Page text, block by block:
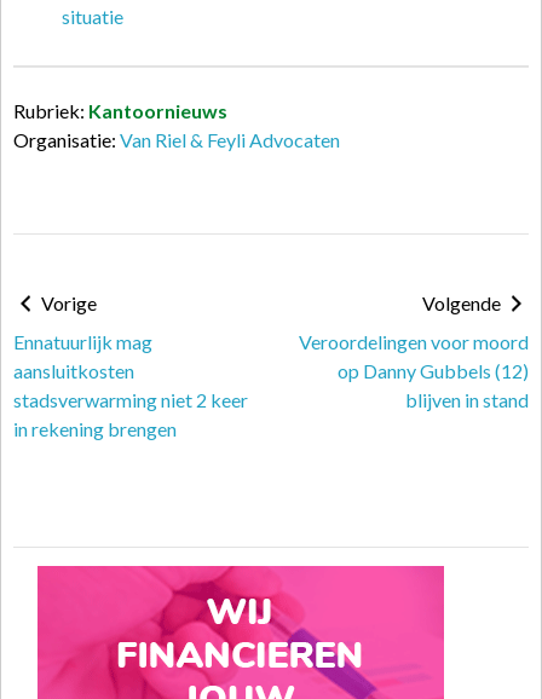
situatie
Rubriek: Kantoornieuws
Organisatie: Van Riel & Feyli Advocaten
Vorige
Ennatuurlijk mag
aansluitkosten
stadsverwarming niet 2 keer
in rekening brengen
Volgende
Veroordelingen voor moord
op Danny Gubbels (12)
blijven in stand